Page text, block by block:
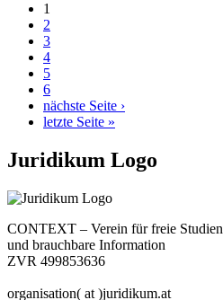
1
2
3
4
5
6
nächste Seite ›
letzte Seite »
Juridikum Logo
CONTEXT – Verein für freie Studien
und brauchbare Information
ZVR 499853636
organisation( at )juridikum.at